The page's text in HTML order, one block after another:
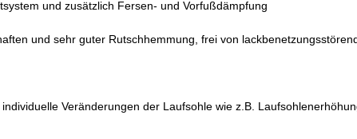
und zusätzlich Fersen- und Vorfußdämpfung
und sehr guter Rutschhemmung, frei von
Veränderungen der Laufsohle wie z.B.